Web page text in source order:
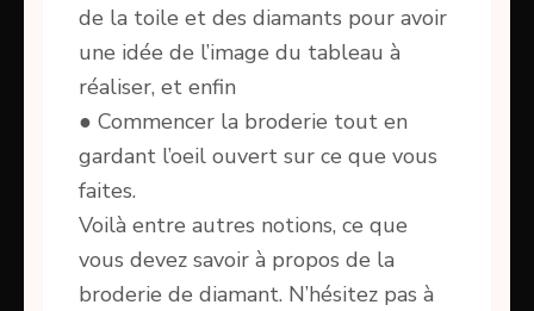
de la toile et des diamants pour avoir
une idée de l’image du tableau à
réaliser, et enfin
● Commencer la broderie tout en
gardant l’oeil ouvert sur ce que vous
faites.
Voilà entre autres notions, ce que
vous devez savoir à propos de la
broderie de diamant. N’hésitez pas à